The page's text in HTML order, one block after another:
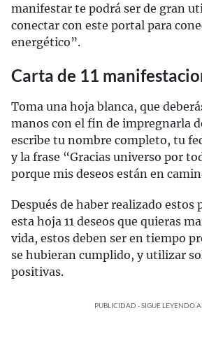
manifestar te podrá ser de gran
conectar con este portal para
energético”.
Carta de 11
Toma una hoja blanca, que
manos con el fin de impregnarla
escribe tu nombre completo, tu
y la frase “Gracias universo por
porque mis deseos están en
Después de haber realizado estos
esta hoja 11 deseos que quieras
vida, estos deben ser en tiempo
se hubieran cumplido, y utilizar
positivas.
PUBLICIDAD - SIGUE LEYENDO